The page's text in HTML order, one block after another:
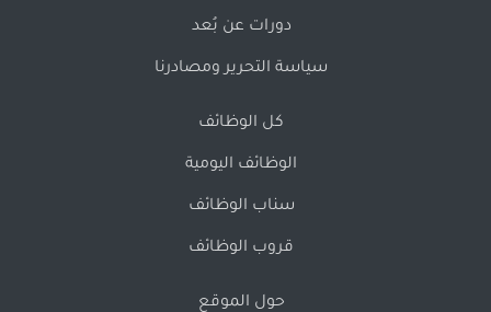
دورات عن بُعد
سياسة التحرير ومصادرنا
كل الوظائف
الوظائف اليومية
سناب الوظائف
قروب الوظائف
حول الموقع